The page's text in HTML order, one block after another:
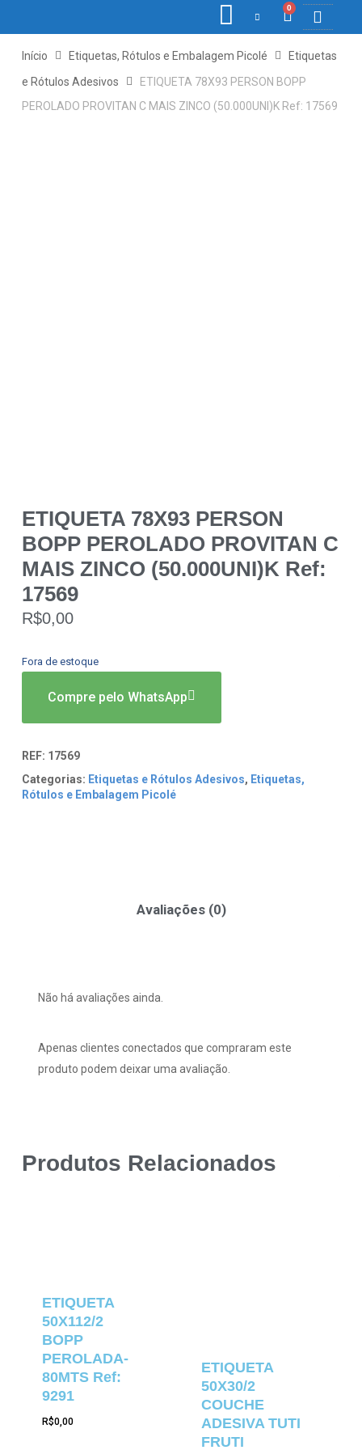
0
Início Etiquetas, Rótulos e Embalagem Picolé
Etiquetas
e Rótulos Adesivos
ETIQUETA 78X93 PERSON BOPP
PEROLADO PROVITAN C MAIS ZINCO (50.000UNI)K Ref: 17569
ETIQUETA 78X93 PERSON
BOPP PEROLADO PROVITAN C
MAIS ZINCO (50.000UNI)K Ref:
17569
R$0,00
Fora de estoque
Compre pelo WhatsApp
REF: 17569
Categorias: Etiquetas e Rótulos Adesivos, Etiquetas,
Rótulos e Embalagem Picolé
Avaliações (0)
Não há avaliações ainda.
Apenas clientes conectados que compraram este
produto podem deixar uma avaliação.
Produtos Relacionados
ETIQUETA
50X112/2
BOPP
PEROLADA-
80MTS Ref:
9291
R$0,00
ETIQUETA
50X30/2
COUCHE
ADESIVA TUTI
FRUTI